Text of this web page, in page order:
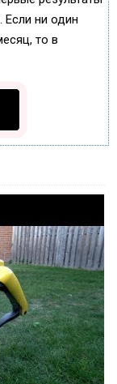
Если ни один
то в